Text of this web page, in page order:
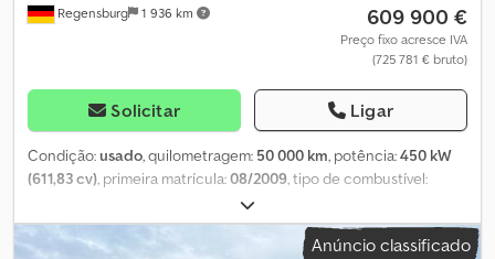
Regensburg 1 936 km 609 900 €
Preço fixo acresce IVA
(725 781 € bruto)
Solicitar Ligar
Condição:usado, quilometragem: 50 000 km, potência:450 kW
(611,83 cv), primeira matrícula:08/2009, tipo de combustível:
, configuração de eixo:
travões:retardador, cor:branco, tipo de engrenagem:
automático, Equipamento: ABS, aquecedor estacionário, grua,
Anúncio classificado